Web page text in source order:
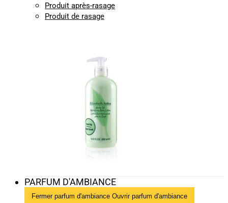
Produit après-rasage
Produit de rasage
PARFUM D'AMBIANCE
Fermer parfum d'ambiance Ouvrir parfum d'ambiance